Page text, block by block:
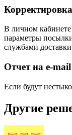
В личном кабинете
параметры
службами доставки
Отчет на e-mail
Если будут
Другие